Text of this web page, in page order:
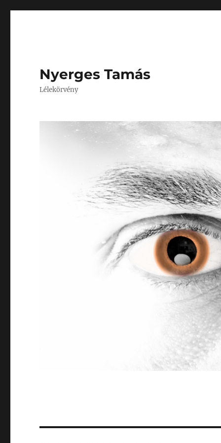
Nyerges Tamás
Lélekörvény